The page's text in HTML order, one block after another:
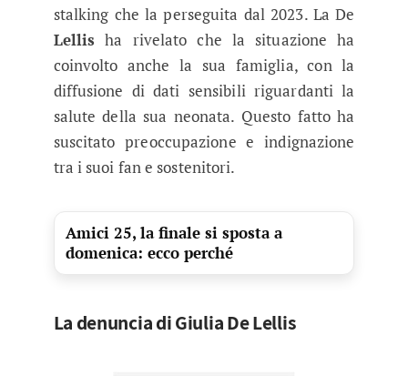
stalking che la perseguita dal 2023. La De
Lellis ha rivelato che la situazione ha
coinvolto anche la sua famiglia, con la
diffusione di dati sensibili riguardanti la
salute della sua neonata. Questo fatto ha
suscitato preoccupazione e indignazione
tra i suoi fan e sostenitori.
Amici 25, la finale si sposta a
domenica: ecco perché
La denuncia di Giulia De Lellis